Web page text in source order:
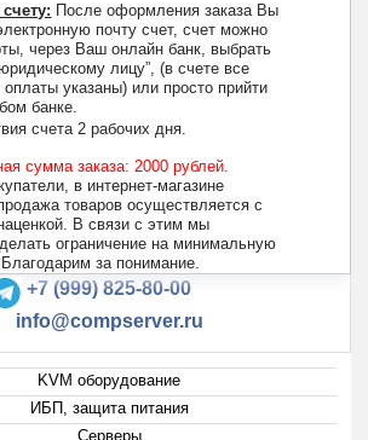
После оформления заказа Вы
почту счет, счет можно
через Ваш онлайн банк, выбрать
лицу”, (в счете все
указаны) или просто прийти
банке.
счета 2 рабочих дня.
сумма заказа: 2000 рублей.
в интернет-магазине
товаров осуществляется с
В связи с этим мы
ограничение на минимальную
за понимание.
+7 (495) 223-13-47
+7 (999) 825-80-00
info@compserver.ru
KVM оборудование
ИБП, защита питания
Серверы